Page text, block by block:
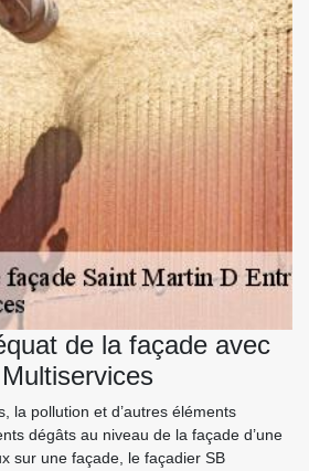
de la façade avec
la pollution et d’autres éléments
dégâts au niveau de la façade d’une
sur une façade, le façadier SB